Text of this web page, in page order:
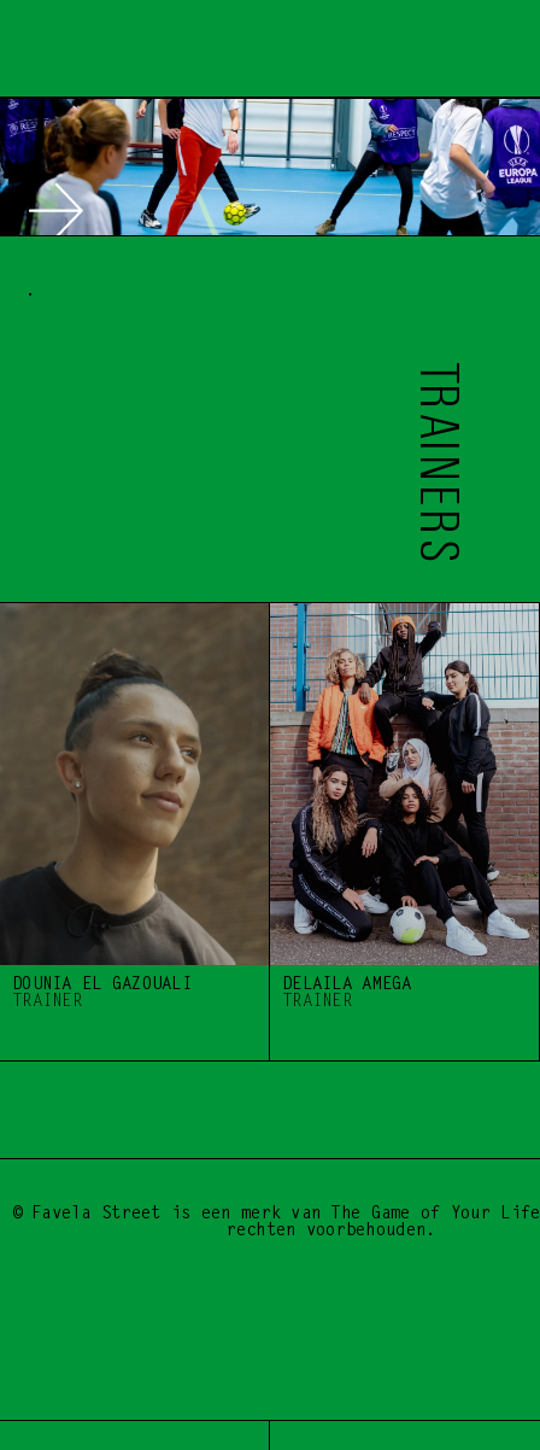
TRAINERS
.
DOUNIA EL GAZOUALI
TRAINER
DELAILA AMEGA
TRAINER
© Favela Street is een merk van The Game of Your
rechten voorbehouden.